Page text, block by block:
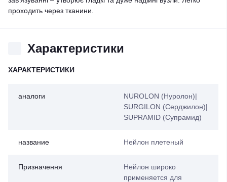
проходить через тканини.
Характеристики
ХАРАКТЕРИСТИКИ
аналоги
NUROLON (Нуролон)|
SURGILON (Серджилон)|
SUPRAMID (Супрамид)
название Нейлон плетеный
Призначення
Нейлон широко
применяется для